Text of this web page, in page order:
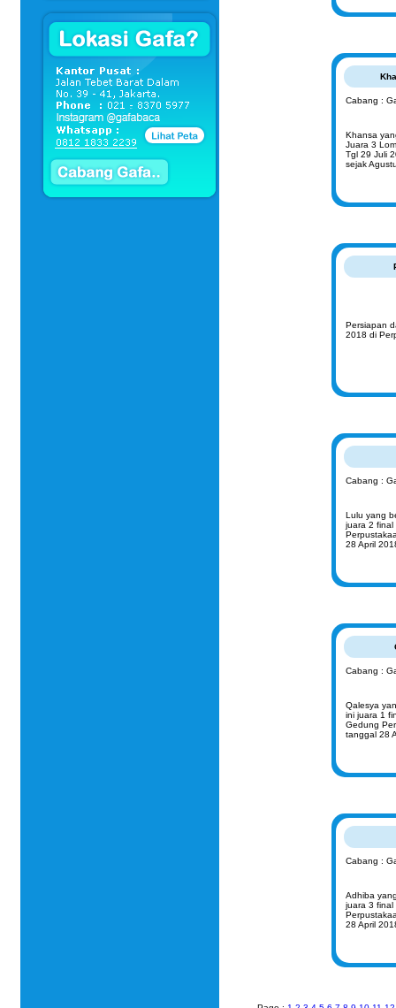
Cabang :
Khansa
Juara 3
Tgl 29 Juli
sejak
Persiapan
2018 di
Cabang :
Lulu yang
juara 2 final
28 April
Cabang :
Qalesya
ini juara 1
Gedung
tanggal 28
Cabang :
Adhiba
juara 3 final
28 April